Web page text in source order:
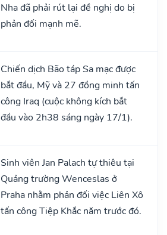
Nha đã phải rút lại đề nghị do bị
phản đối mạnh mẽ.
Chiến dịch Bão táp Sa mạc được
bắt đầu, Mỹ và 27 đồng minh tấn
công Iraq (cuộc không kích bắt
đầu vào 2h38 sáng ngày 17/1).
Sinh viên Jan Palach tự thiêu tại
Quảng trường Wenceslas ở
Praha nhằm phản đối việc Liên Xô
tấn công Tiệp Khắc năm trước đó.